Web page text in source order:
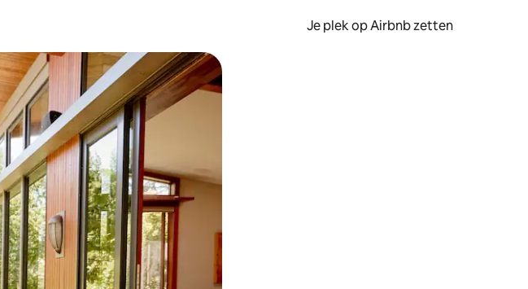
Je plek op Airbnb zetten
en omlaag, óf door te tikken of swipen.